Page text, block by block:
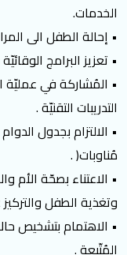
الخدمات.
• إحالة الطفل الى
• تعزيز البرامج
• المُشاركة في عمليّة
التدريبات التقنيّة .
• الالتزام بجدول
مُناوبات( .
• الاعتناء بصحّة الأم
وتغذية الطفل
• الاهتمام بتشخيص
المُتّبعة .